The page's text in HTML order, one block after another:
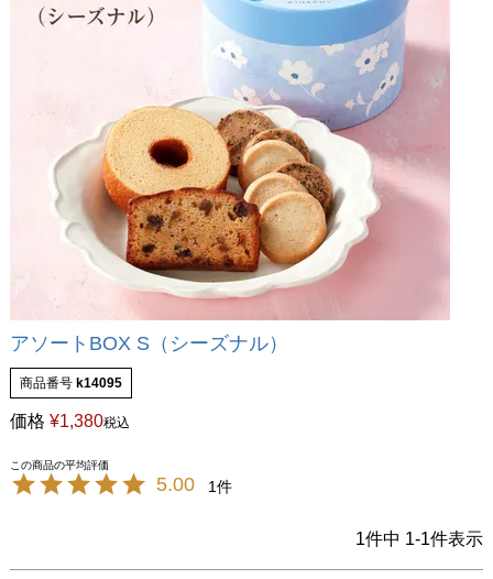
アソートBOX S（シーズナル）
商品番号 k14095
価格 ¥1,380税込
5.00 1
1件中 1-1件表示